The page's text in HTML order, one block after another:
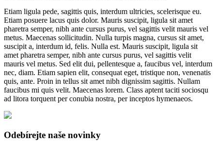
Etiam ligula pede, sagittis quis, interdum ultricies, scelerisque eu.
Etiam posuere lacus quis dolor. Mauris suscipit, ligula sit amet
pharetra semper, nibh ante cursus purus, vel sagittis velit mauris vel
metus. Maecenas sollicitudin. Nulla turpis magna, cursus sit amet,
suscipit a, interdum id, felis. Nulla est. Mauris suscipit, ligula sit
amet pharetra semper, nibh ante cursus purus, vel sagittis velit
mauris vel metus. Sed elit dui, pellentesque a, faucibus vel, interdum
nec, diam. Etiam sapien elit, consequat eget, tristique non, venenatis
quis, ante. Proin in tellus sit amet nibh dignissim sagittis. Nullam
faucibus mi quis velit. Maecenas lorem. Class aptent taciti sociosqu
ad litora torquent per conubia nostra, per inceptos hymenaeos.
Odebírejte naše novinky